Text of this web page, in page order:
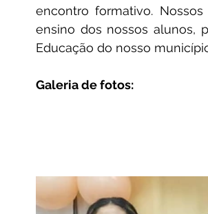
encontro formativo.
ensino dos nossos alunos,
Educação do nosso
Galeria de fotos: